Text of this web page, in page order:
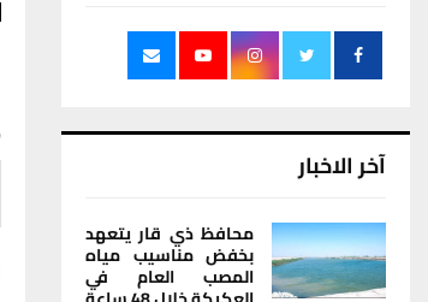
آخر الاخبار
محافظ ذي قار يتعهد
بخفض مناسيب مياه
المصب العام في